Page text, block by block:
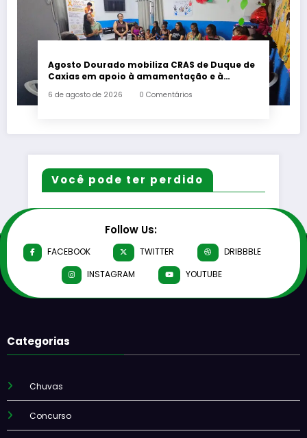
Agosto Dourado mobiliza CRAS de Duque de
Caxias em apoio à amamentação e à
6 de agosto de 2026 0 Comentários
Você pode ter perdido
Follow Us:
FACEBOOK TWITTER
DRIBBBLE
INSTAGRAM
YOUTUBE
Categorias
Chuvas
Concurso